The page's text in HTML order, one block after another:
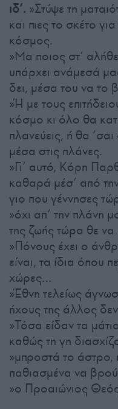
ιδ’. »Στύψε τη
και πιες το σκέτο
κόσμος.
»Μα ποιος στ’
υπάρχει ανάμεσά
δει, μέσα του να το
»Ή με τους
κόσμο κι όλο θα
πλανεύεις, ή θα
μέσα στις πλάνες.
»Γι’ αυτό, Κόρη
καθαρά μέσ’ από
γιο που γέννησες
»όχι απ’ την πλάνη
της ζωής τώρα θε
»Πόνους έχει ο
είναι, τα ίδια όπου
χώρες…
»Έθνη τελείως
ήχους της άλλος
»Τόσα είδαν τα
καθώς τη γη
»μπροστά το άστρο,
παθιασμένα να
»ο Προαιώνιος